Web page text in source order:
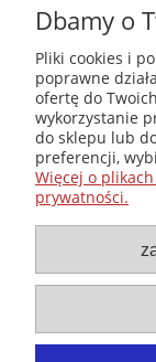
Księgarnia-
Zapraszamy
© Copyright
Dbamy o
Pliki cookies i
poprawne
ofertę do
wykorzystanie
do sklepu lub
preferencji,
Więcej o
prywatności.